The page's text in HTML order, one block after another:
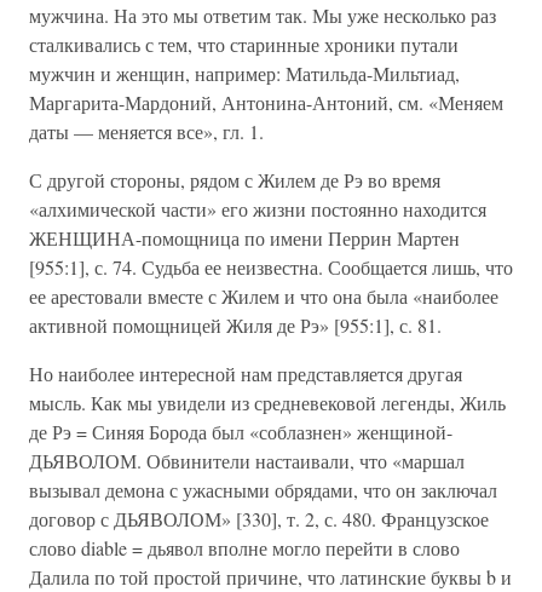
мужчина. На это мы ответим так. Мы уже несколько раз
сталкивались с тем, что старинные хроники путали
мужчин и женщин, например: Матильда-Мильтиад,
Маргарита-Мардоний, Антонина-Антоний, см. «Меняем
даты — меняется все», гл. 1.
С другой стороны, рядом с Жилем де Рэ во время
«алхимической части» его жизни постоянно находится
ЖЕНЩИНА-помощница по имени Перрин Мартен
[955:1], с. 74. Судьба ее неизвестна. Сообщается лишь, что
ее арестовали вместе с Жилем и что она была «наиболее
активной помощницей Жиля де Рэ» [955:1], с. 81.
Но наиболее интересной нам представляется другая
мысль. Как мы увидели из средневековой легенды, Жиль
де Рэ = Синяя Борода был «соблазнен» женщиной-
ДЬЯВОЛОМ. Обвинители настаивали, что «маршал
вызывал демона с ужасными обрядами, что он заключал
договор с ДЬЯВОЛОМ» [330], т. 2, с. 480. Французское
слово diable = дьявол вполне могло перейти в слово
Далила по той простой причине, что латинские буквы b и